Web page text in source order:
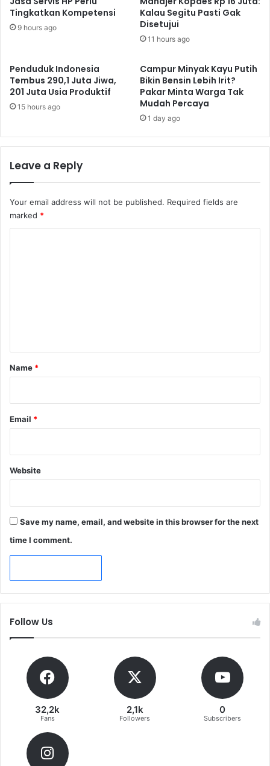
Tingkatkan Kompetensi
9 hours ago
Kalau Segitu Pasti Gak
Disetujui
11 hours ago
Penduduk Indonesia
Tembus 290,1 Juta Jiwa,
201 Juta Usia Produktif
15 hours ago
Campur Minyak Kayu Putih
Bikin Bensin Lebih Irit?
Pakar Minta Warga Tak
Mudah Percaya
1 day ago
Leave a Reply
Your email address will not be published. Required fields are
marked *
*
Name *
Email *
Website
Save my name, email, and website in this browser for the next
time I comment.
Follow Us
32,2k
Fans
2,1k
Followers
0
Subscribers